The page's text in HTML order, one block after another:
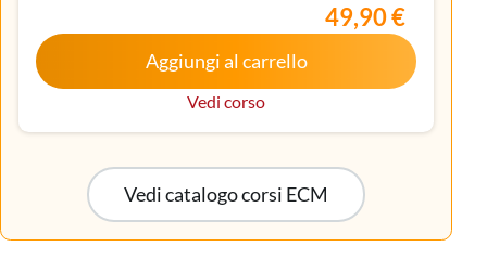
Iscritto nell’elenco speciale ad esaurimento,
Malattie metaboliche e diabetologia, Medicina
interna, Oncologia, Pediatria, Pediatria (Pediatri di
libera scelta), Tecnico sanitario di radiologia medica
49,90 €
Aggiungi al carrello
Vedi corso
Vedi catalogo corsi ECM